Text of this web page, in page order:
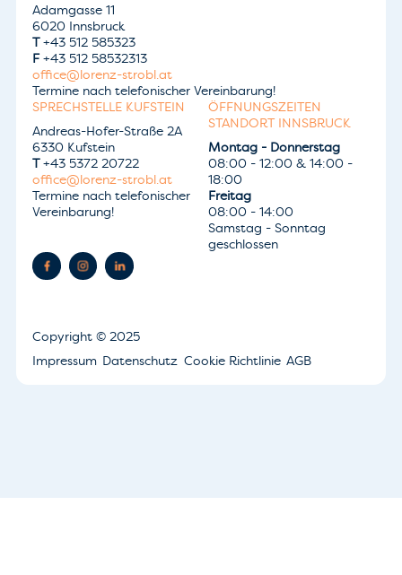
Adamgasse 11
6020 Innsbruck
T+43 512 585323
F+43 512 58532313
office@lorenz-strobl.at
Termine nach telefonischer Vereinbarung!
SPRECHSTELLE KUFSTEIN
Andreas-Hofer-Straße 2A
6330 Kufstein
T+43 5372 20722
office@lorenz-strobl.at
Termine nach telefonischer
Vereinbarung!
ÖFFNUNGSZEITEN
STANDORT INNSBRUCK
Montag - Donnerstag
08:00 - 12:00 & 14:00 -
18:00
Freitag
08:00 - 14:00
Samstag - Sonntag
geschlossen
Copyright © 2025
Impressum Datenschutz Cookie Richtlinie AGB